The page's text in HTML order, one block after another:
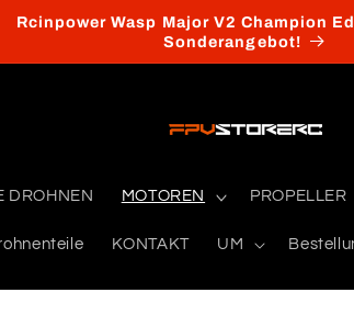
Rcinpower Wasp Major V2 Champion
Sonderangebot!
DROHNEN MOTOREN PROPELLER
KONTAKT UM